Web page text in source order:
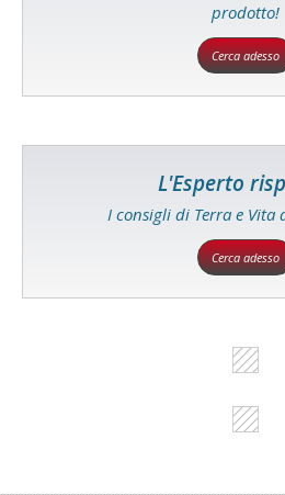
prodotto!
Cerca adesso
L'Esperto
I consigli di Terra e Vita
Cerca adesso